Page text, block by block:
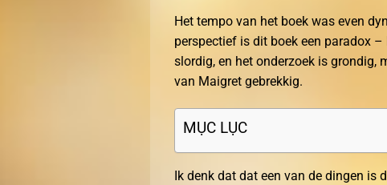
Het tempo van het boek was even
perspectief is dit boek een paradox
slordig, en het onderzoek is grondig,
van Maigret gebrekkig.
MỤC LỤC
Ik denk dat dat een van de dingen is